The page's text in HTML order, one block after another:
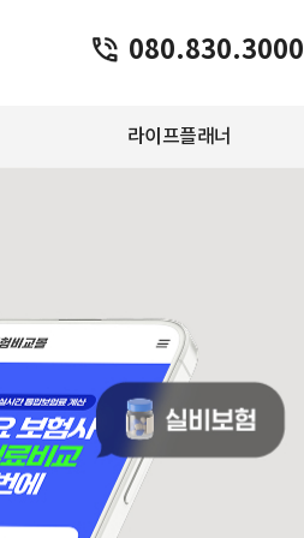
080.830.3000
라이프플래너